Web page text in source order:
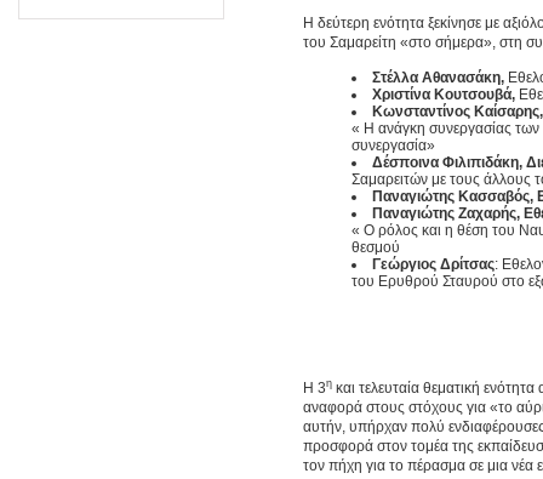
Η δεύτερη ενότητα ξεκίνησε με
του Σαμαρείτη «στο σήμερα», στη
Στέλλα Αθανασάκη,
Χριστίνα Κουτσουβά,
Κωνσταντίνος Καίσαρης,
« Η ανάγκη συνεργασίας των
συνεργασία»
Δέσποινα Φιλιπιδάκη,
Σαμαρειτών με τους άλλους
Παναγιώτης Κασσαβός,
Παναγιώτης Ζαχαρής,
« Ο ρόλος και η θέση του
θεσμού
Γεώργιος Δρίτσας:
του Ερυθρού Σταυρού στο
Η 3η και τελευταία θεματική
αναφορά στους στόχους για «το
αυτήν, υπήρχαν πολύ
προσφορά στον τομέα της
τον πήχη για το πέρασμα σε μια